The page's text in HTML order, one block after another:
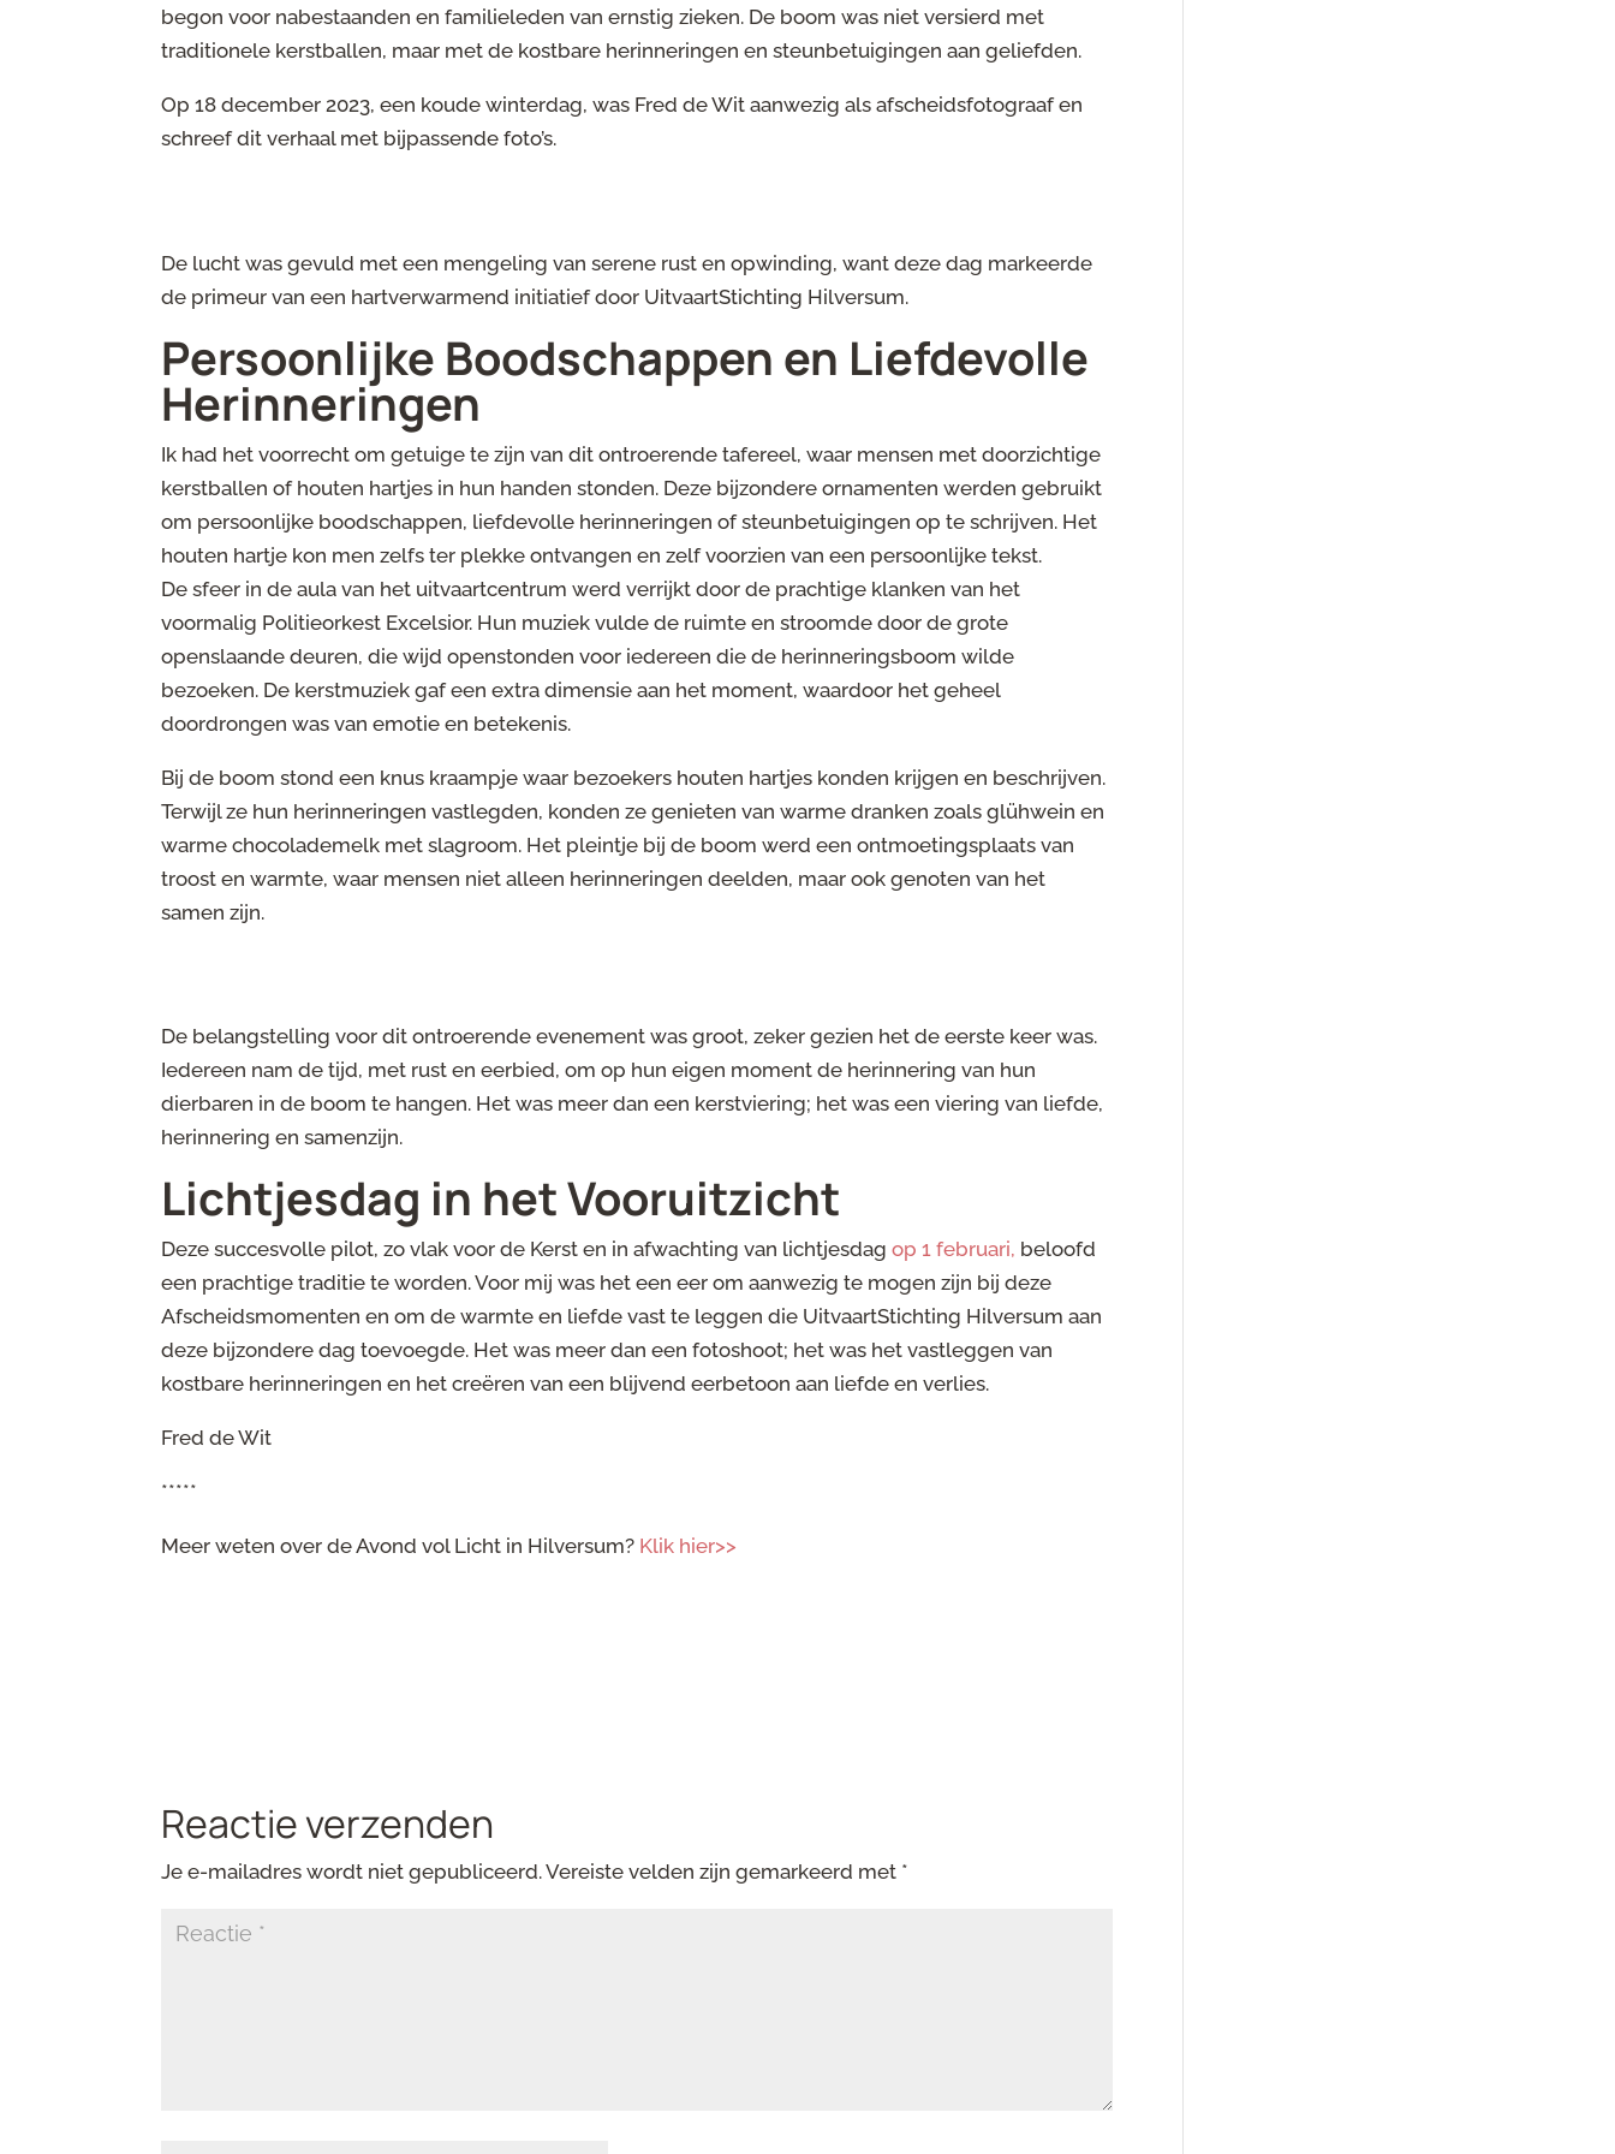
begon voor nabestaanden en familieleden van ernstig zieken. De boom was niet versierd met
traditionele kerstballen, maar met de kostbare herinneringen en steunbetuigingen aan geliefden.
Op 18 december 2023, een koude winterdag, was Fred de Wit aanwezig als afscheidsfotograaf en
schreef dit verhaal met bijpassende foto’s.
De lucht was gevuld met een mengeling van serene rust en opwinding, want deze dag markeerde
de primeur van een hartverwarmend initiatief door UitvaartStichting Hilversum.
Persoonlijke Boodschappen en Liefdevolle
Herinneringen
Ik had het voorrecht om getuige te zijn van dit ontroerende tafereel, waar mensen met doorzichtige
kerstballen of houten hartjes in hun handen stonden. Deze bijzondere ornamenten werden gebruikt
om persoonlijke boodschappen, liefdevolle herinneringen of steunbetuigingen op te schrijven. Het
houten hartje kon men zelfs ter plekke ontvangen en zelf voorzien van een persoonlijke tekst.
De sfeer in de aula van het uitvaartcentrum werd verrijkt door de prachtige klanken van het
voormalig Politieorkest Excelsior. Hun muziek vulde de ruimte en stroomde door de grote
openslaande deuren, die wijd openstonden voor iedereen die de herinneringsboom wilde
bezoeken. De kerstmuziek gaf een extra dimensie aan het moment, waardoor het geheel
doordrongen was van emotie en betekenis.
Bij de boom stond een knus kraampje waar bezoekers houten hartjes konden krijgen en beschrijven.
Terwijl ze hun herinneringen vastlegden, konden ze genieten van warme dranken zoals glühwein en
warme chocolademelk met slagroom. Het pleintje bij de boom werd een ontmoetingsplaats van
troost en warmte, waar mensen niet alleen herinneringen deelden, maar ook genoten van het
samen zijn.
De belangstelling voor dit ontroerende evenement was groot, zeker gezien het de eerste keer was.
Iedereen nam de tijd, met rust en eerbied, om op hun eigen moment de herinnering van hun
dierbaren in de boom te hangen. Het was meer dan een kerstviering; het was een viering van liefde,
herinnering en samenzijn.
Lichtjesdag in het Vooruitzicht
Deze succesvolle pilot, zo vlak voor de Kerst en in afwachting van lichtjesdagop 1 februari, beloofd
een prachtige traditie te worden. Voor mij was het een eer om aanwezig te mogen zijn bij deze
Afscheidsmomenten en om de warmte en liefde vast te leggen die UitvaartStichting Hilversum aan
deze bijzondere dag toevoegde. Het was meer dan een fotoshoot; het was het vastleggen van
kostbare herinneringen en het creëren van een blijvend eerbetoon aan liefde en verlies.
Fred de Wit
*****
Meer weten over de Avond vol Licht in Hilversum? Klik hier>>
Reactie verzenden
Je e-mailadres wordt niet gepubliceerd.Vereiste velden zijn gemarkeerd met *